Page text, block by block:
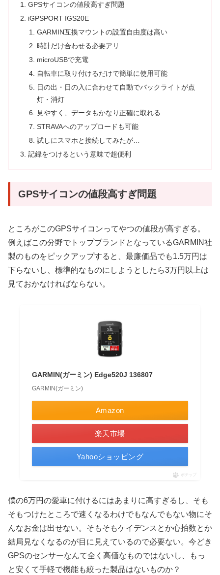
GPSサイコンの値段高すぎ問題
iGPSPORT IGS20E
GARMIN互換マウントの設置自由度は高い
時計だけ合わせる必要アリ
microUSBで充電
自転車に取り付けるだけで簡単に使用可能
日の出・日の入に合わせて自動でバックライトが点
灯・消灯
見やすく、データもかなり正確に取れる
STRAVAへのアップロードも可能
試しにスマホと接続してみたが…
記録をつけるという意味で超便利
GPSサイコンの値段高すぎ問題
ところがこのGPSサイコンってやつの値段が高すぎる。
例えばこの分野でトップブランドとなっているGARMIN社
製のものをピックアップすると、最廉価品でも1.5万円は
下らないし、標準的なものにしようとしたら3万円以上は
見ておかなければならない。
GARMIN(ガーミン) Edge520J 136807
GARMIN(ガーミン)
Amazon
楽天市場
Yahooショッピング
ポチップ
僕の6万円の愛車に付けるにはあまりに高すぎるし、そも
そもつけたところで速くなるわけでもなんでもない物にそ
んなお金は出せない。そもそもケイデンスとか心拍数とか
結局見なくなるのが目に見えているので必要ない。今どき
GPSのセンサーなんて全く高価なものではないし、もっ
と安くて手軽で機能も絞った製品はないものか？